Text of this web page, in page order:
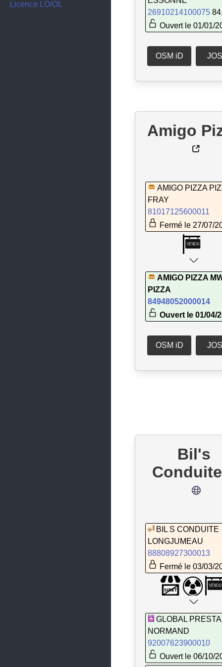
Licence LO/OL
26910214100075
Ouvert le 01/01/
OSM iD
Amigo
AMIGO PIZZA
FRAY
81017125600011
Fermé le 27/07/
AMIGO PIZZA
PIZZA
84948052000014
Ouvert le 01/04/
OSM iD
Bil's
Conduite
BIL S CONDUITE
LONGJUMEAU
88808927300013
Fermé le 03/03/
GLOBAL PRESTA
NORMAND
92007623900010
Ouvert le 06/10/